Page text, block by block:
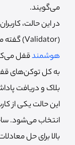
می‌گویند.
(Validator) گفته می‌شود، کوین‌های شبکه را در یک
هوشمندقفل
به کل توکن‌های
بلاک و دریافت
این حالت یکی از
انتخاب می‌شود.
بالا برای حل